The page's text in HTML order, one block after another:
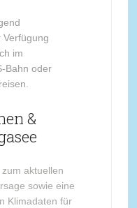
Verfügung
im
Bahn oder
&
aktuellen
sowie eine
Klimadaten für